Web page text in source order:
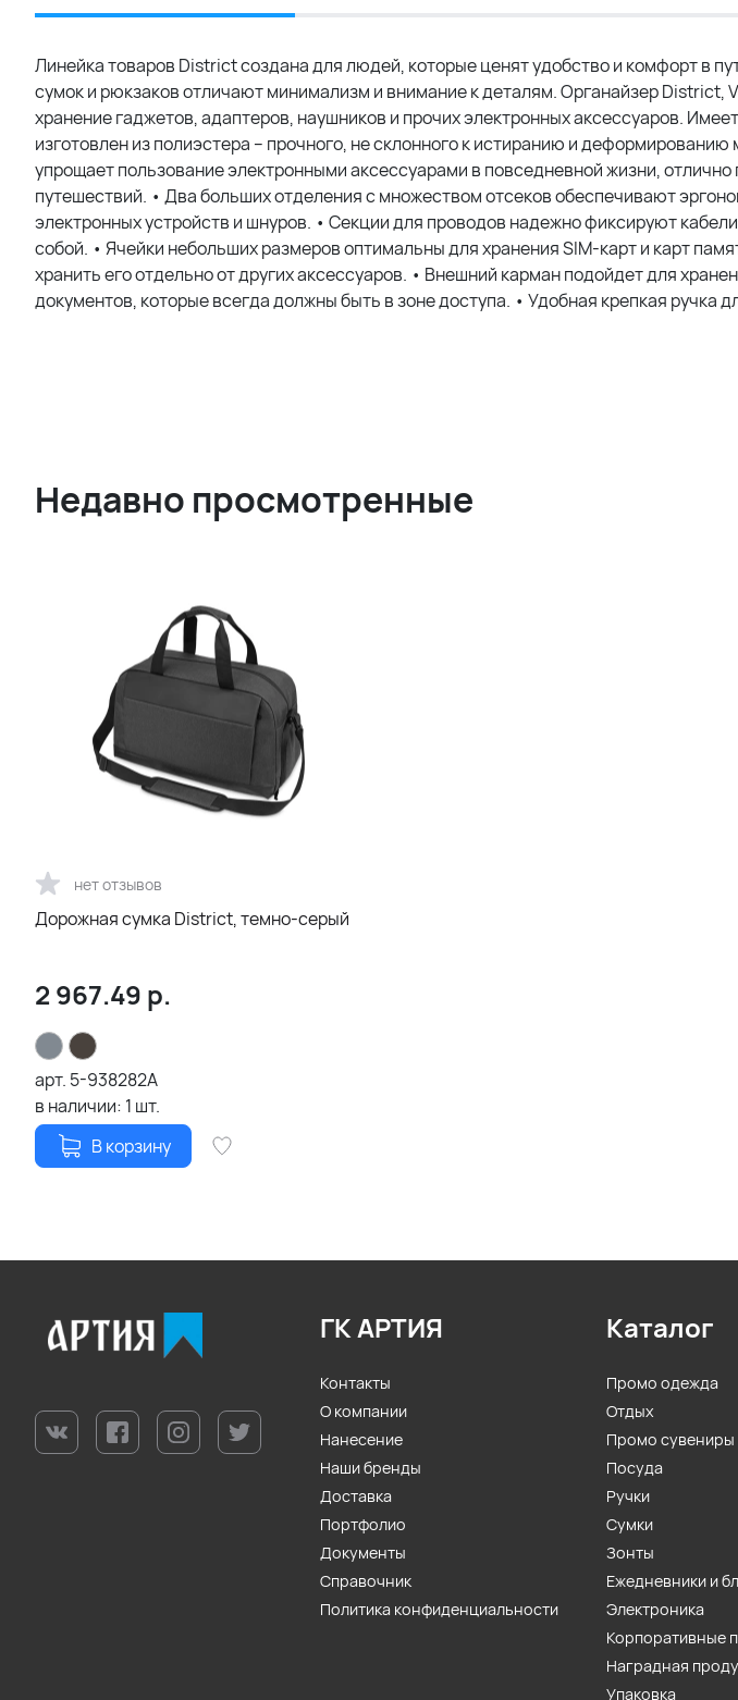
Линейка товаров District создана для людей, которые ценят удобство и комфорт в
сумок и рюкзаков отличают минимализм и внимание к деталям. Органайзер District,
хранение гаджетов, адаптеров, наушников и прочих электронных аксессуаров.
изготовлен из полиэстера – прочного, не склонного к истиранию и
упрощает пользование электронными аксессуарами в повседневной жизни,
путешествий. • Два больших отделения с множеством отсеков обеспечивают
электронных устройств и шнуров. • Секции для проводов надежно фиксируют
собой. • Ячейки небольших размеров оптимальны для хранения SIM-карт и карт
хранить его отдельно от других аксессуаров. • Внешний карман подойдет для
документов, которые всегда должны быть в зоне доступа. • Удобная крепкая ручка
Недавно просмотренные
нет отзывов
Дорожная сумка District, темно-серый
2 967.49 р.
арт. 5-938282A
в наличии: 1 шт.
В корзину
ГК АРТИЯ
Контакты
О компании
Нанесение
Наши бренды
Доставка
Портфолио
Документы
Справочник
Политика конфиденциальности
Каталог
Промо одежда
Отдых
Промо сувениры
Посуда
Ручки
Сумки
Зонты
Ежедневники и
Электроника
Корпоративные
Наградная
Упаковка